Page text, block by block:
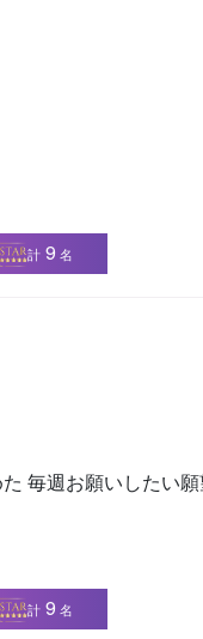
計 9 名
毎週お願いしたい
計 9 名